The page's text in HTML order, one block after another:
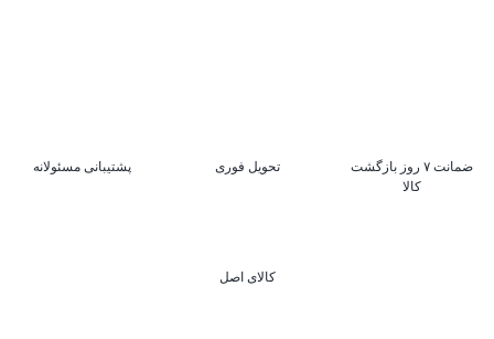
ضمانت ۷ روز بازگشت
کالا
تحویل فوری پشتیبانی مسئولانه
کالای اصل